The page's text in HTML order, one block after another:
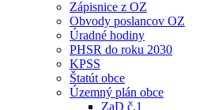
Zápisnice z OZ
Obvody poslancov OZ
Úradné hodiny
PHSR do roku 2030
KPSS
Štatút obce
Územný plán obce
ZaD č.1